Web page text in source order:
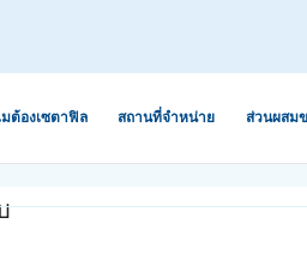
ศผิวเพื่อ
ต้องเซตาฟิล สถานที่จำหน่าย ส่วนผสม